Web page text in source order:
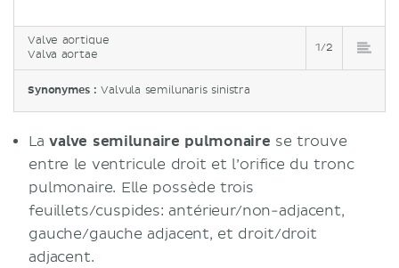
Valve aortique
Valva aortae
1/2
Synonymes :Valvula semilunaris sinistra
Lavalve semilunaire pulmonaire se trouve
entre le ventricule droit et l’orifice du tronc
pulmonaire. Elle possède trois
feuillets/cuspides: antérieur/non-adjacent,
gauche/gauche adjacent, et droit/droit
adjacent.